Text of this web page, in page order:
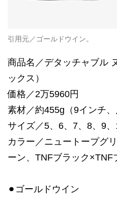
引用元／ゴールドウイン。
商品名／デタッチャブル
ックス）
価格／2万5960円
素材／約455g（9インチ、
サイズ／5、6、7、8、9
カラー／ニュートープグ
ーン、TNFブラック×TNF
⚫︎ゴールドウイン